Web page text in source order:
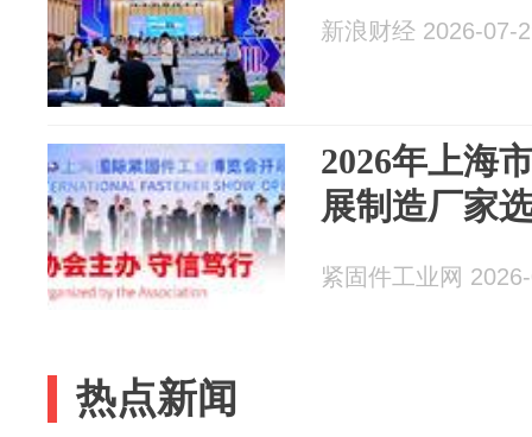
新浪财经 2026-07-
2026年上海
展制造厂家
紧固件工业网
热点新闻